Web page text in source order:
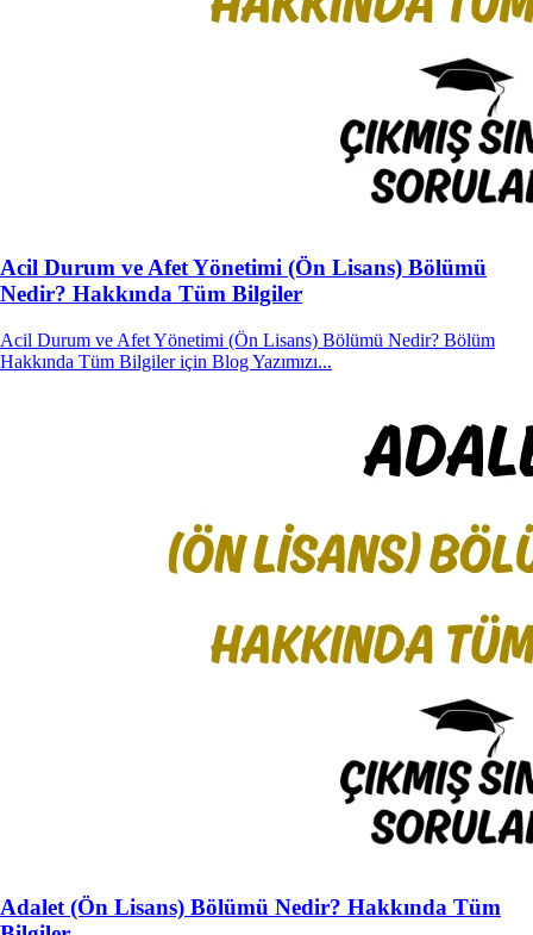
Acil Durum ve Afet Yönetimi (Ön Lisans) Bölümü
Nedir? Hakkında Tüm Bilgiler
Acil Durum ve Afet Yönetimi (Ön Lisans) Bölümü Nedir? Bölüm
Hakkında Tüm Bilgiler için Blog Yazımızı...
Adalet (Ön Lisans) Bölümü Nedir? Hakkında Tüm